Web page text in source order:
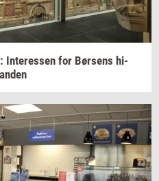
In­ter­es­sen for Bør­sens hi­